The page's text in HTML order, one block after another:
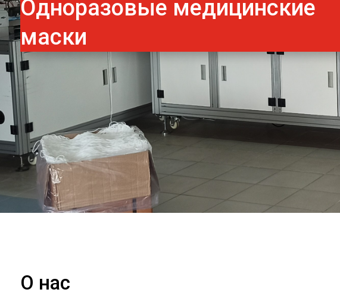
Одноразовые медицинские
маски
О нас